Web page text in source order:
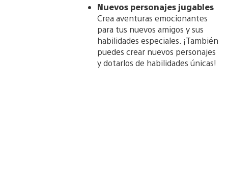
Nuevos personajes jugables
Crea aventuras emocionantes
para tus nuevos amigos y sus
habilidades especiales. ¡También
puedes crear nuevos personajes
y dotarlos de habilidades únicas!